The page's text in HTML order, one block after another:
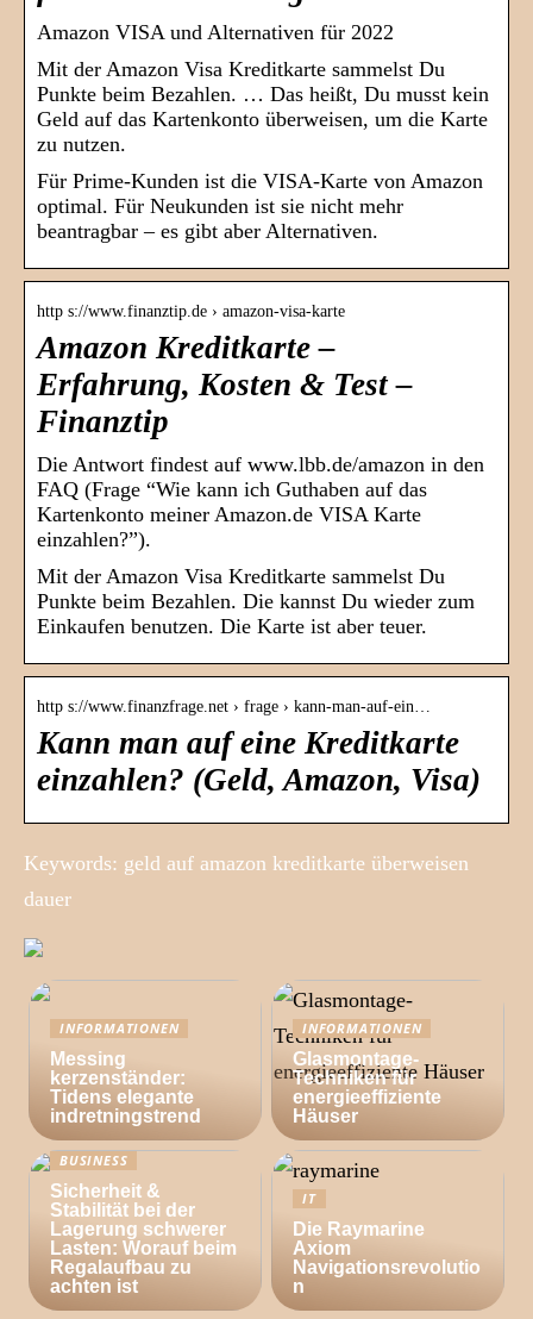
Amazon VISA und Alternativen für 2022
Mit der Amazon Visa Kreditkarte sammelst Du
Punkte beim Bezahlen. … Das heißt, Du musst kein
Geld auf das Kartenkonto überweisen, um die Karte
zu nutzen.
Für Prime-Kunden ist die VISA-Karte von Amazon
optimal. Für Neukunden ist sie nicht mehr
beantragbar – es gibt aber Alternativen.
http s://www.finanztip.de › amazon-visa-karte
Amazon Kreditkarte –
Erfahrung, Kosten & Test –
Finanztip
Die Antwort findest auf www.lbb.de/amazon in den
FAQ (Frage “Wie kann ich Guthaben auf das
Kartenkonto meiner Amazon.de VISA Karte
einzahlen?”).
Mit der Amazon Visa Kreditkarte sammelst Du
Punkte beim Bezahlen. Die kannst Du wieder zum
Einkaufen benutzen. Die Karte ist aber teuer.
http s://www.finanzfrage.net › frage › kann-man-auf-ein…
Kann man auf eine Kreditkarte
einzahlen? (Geld, Amazon, Visa)
Keywords: geld auf amazon kreditkarte überweisen
dauer
INFORMATIONEN
Messing
kerzenständer:
Tidens elegante
indretningstrend
INFORMATIONEN
Glasmontage-
Techniken für
energieeffiziente
Häuser
BUSINESS
Sicherheit &
Stabilität bei der
Lagerung schwerer
Lasten: Worauf beim
Regalaufbau zu
achten ist
IT
Die Raymarine
Axiom
Navigationsrevolutio
n